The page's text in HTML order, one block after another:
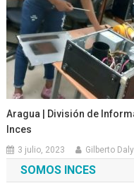
Aragua | División de
Inces
3 julio, 2023 Gilberto Daly
SOMOS INCES